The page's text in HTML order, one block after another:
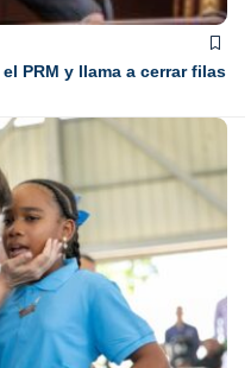
PRM y llama a cerrar filas